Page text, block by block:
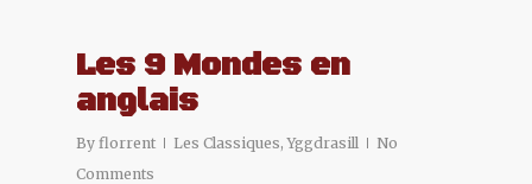
Les 9 Mondes en
anglais
By florrent Les Classiques,Yggdrasill
No
Comments